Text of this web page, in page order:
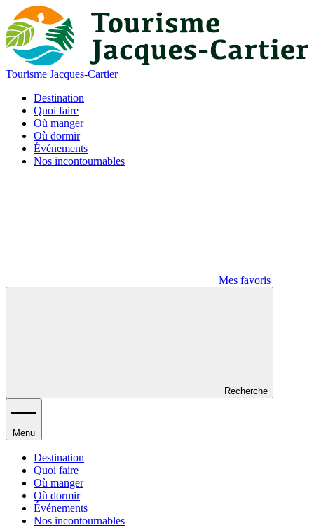
Tourisme Jacques-Cartier
Destination
Quoi faire
Où manger
Où dormir
Événements
Nos incontournables
Mes favoris
Recherche
Menu
Destination
Quoi faire
Où manger
Où dormir
Événements
Nos incontournables